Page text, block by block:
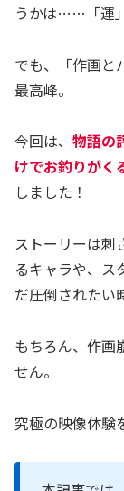
うかは……「運
でも、「作画と
最高峰。
今回は、 物語の
けでお釣りがく
しました！
ストーリーは刺
るキャラや、ス
だ圧倒されたい
もちろん、作画
せん。
究極の映像体験